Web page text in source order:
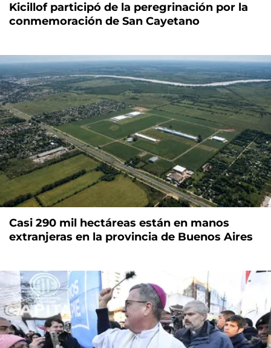
Kicillof participó de la peregrinación por la
conmemoración de San Cayetano
Casi 290 mil hectáreas están en manos
extranjeras en la provincia de Buenos Aires